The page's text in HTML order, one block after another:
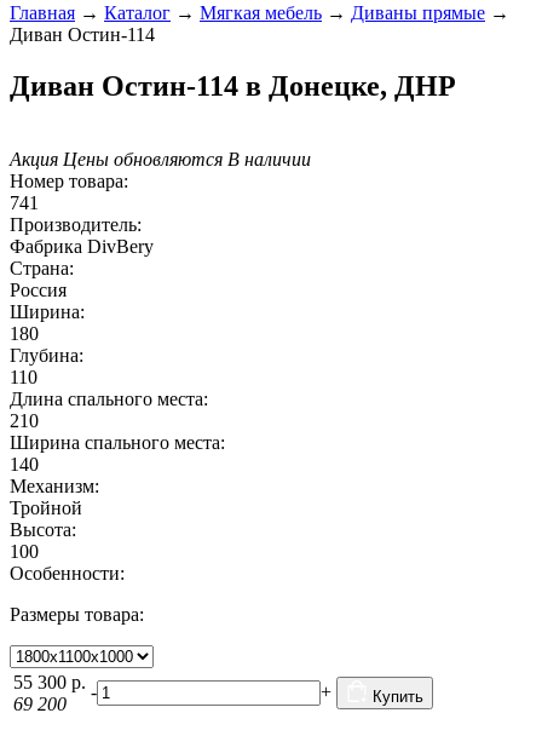
Главная → Каталог → Мягкая мебель → Диваны прямые →
Диван Остин-114
Диван Остин-114 в Донецке, ДНР
Акция Цены обновляются В наличии
Номер товара:
741
Производитель:
Фабрика DivBery
Страна:
Россия
Ширина:
180
Глубина:
110
Длина спального места:
210
Ширина спального места:
140
Механизм:
Тройной
Высота:
100
Особенности:
Размеры товара:
55 300 р.
69 200
- + Купить